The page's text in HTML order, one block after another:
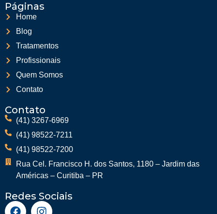
Páginas
Home
Blog
Tratamentos
Profissionais
Quem Somos
Contato
Contato
(41) 3267-6969
(41) 98522-7211
(41) 98522-7200
Rua Cel. Francisco H. dos Santos, 1180 – Jardim das
Américas – Curitiba – PR
Redes Sociais